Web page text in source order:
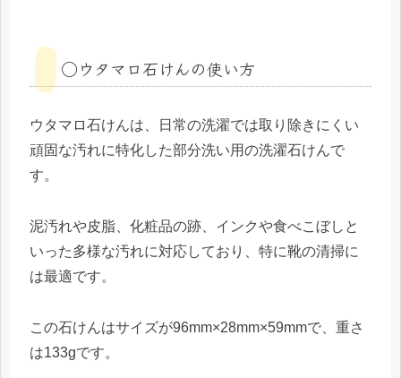
◯ウタマロ石けんの使い方
ウタマロ石けんは、日常の洗濯では取り除きにくい
頑固な汚れに特化した部分洗い用の洗濯石けんで
す。
泥汚れや皮脂、化粧品の跡、インクや食べこぼしと
いった多様な汚れに対応しており、特に靴の清掃に
は最適です。
この石けんはサイズが96mm×28mm×59mmで、重さ
は133gです。